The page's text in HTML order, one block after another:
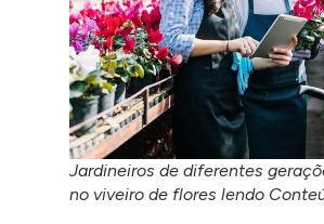
Jardineiros de diferentes
no viveiro de flores lendo